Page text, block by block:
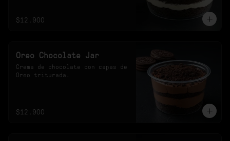
$12.900
Oreo Chocolate Jar
Crema de chocolate con capas de
Oreo triturada.
$12.900